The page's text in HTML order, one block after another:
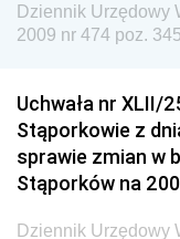
Dziennik
Inspektora
Dziennik
Narodowego i
Dziennik
Dziennik Urzędowy
2009 nr 474 poz.
Uchwała nr XLII/
Stąporkowie z
sprawie zmian w
Stąporków na
Dziennik Urzędowy